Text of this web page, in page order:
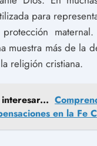
para
muestra más de la
religión cristiana.
en la Fe